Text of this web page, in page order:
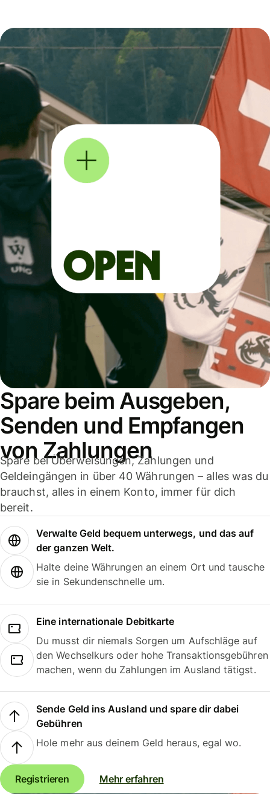
Spare beim Ausgeben,
Senden und Empfangen
von Zahlungen
Spare bei Überweisungen, Zahlungen und
Geldeingängen in über 40 Währungen – alles was du
brauchst, alles in einem Konto, immer für dich
bereit.
Verwalte Geld bequem unterwegs, und das auf
der ganzen Welt.
Halte deine Währungen an einem Ort und tausche
sie in Sekundenschnelle um.
Eine internationale Debitkarte
Du musst dir niemals Sorgen um Aufschläge auf
den Wechselkurs oder hohe Transaktionsgebühren
machen, wenn du Zahlungen im Ausland tätigst.
Sende Geld ins Ausland und spare dir dabei
Gebühren
Hole mehr aus deinem Geld heraus, egal wo.
Registrieren Mehr erfahren